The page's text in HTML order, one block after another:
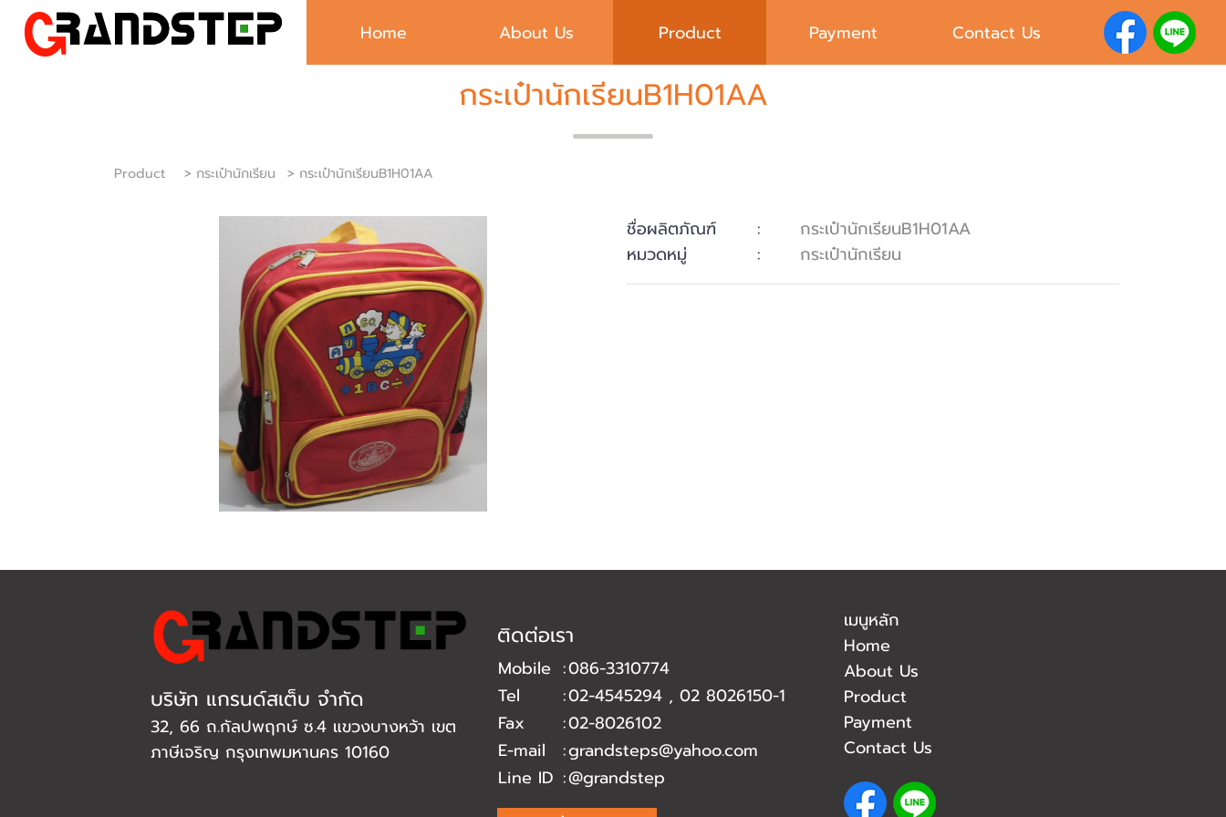
Home About Us Product Payment Contact Us
กระเป๋านักเรียนB1H01AA
Product > กระเป๋านักเรียน > กระเป๋านักเรียนB1H01AA
ชื่อผลิตภัณฑ์ :
กระเป๋านักเรียนB1H01AA
หมวดหมู่
: กระเป๋านักเรียน
บริษัท แกรนด์สเต็บ จำกัด
32, 66 ถ.กัลปพฤกษ์ ซ.4 แขวงบางหว้า เขต
ภาษีเจริญ กรุงเทพมหานคร 10160
ติดต่อเรา
Mobile :086-3310774
Tel
:02-4545294, 02 8026150-1
Fax
:02-8026102
E-mail
:grandsteps@yahoo.com
Line ID :@grandstep
เมนูหลัก
Home
About Us
Product
Payment
Contact Us